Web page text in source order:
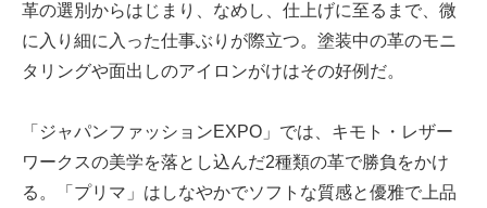
革の選別からはじまり、なめし、仕上げに至るまで、微
に入り細に入った仕事ぶりが際立つ。塗装中の革のモニ
タリングや面出しのアイロンがけはその好例だ。
「ジャパンファッションEXPO」では、キモト・レザー
ワークスの美学を落とし込んだ2種類の革で勝負をかけ
る。「プリマ」はしなやかでソフトな質感と優雅で上品